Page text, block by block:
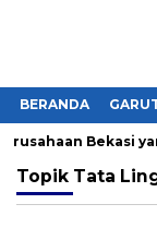
BERANDA
Bekasi
Topik Tata